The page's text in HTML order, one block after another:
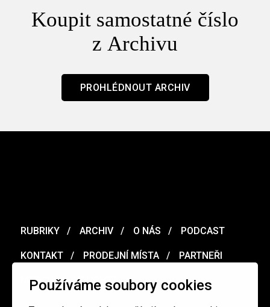
Používáme soubory cookies
Koupit samostatné číslo
z Archivu
PROHLÉDNOUT ARCHIV
RUBRIKY ARCHIV O NÁS PODCAST
KONTAKT PRODEJNÍ MÍSTA PARTNEŘI
MERCH VOUCHER